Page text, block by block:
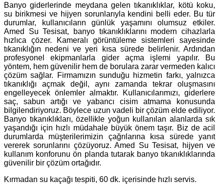
Banyo giderlerinde meydana gelen tıkanıklıklar, kötü koku,
su birikmesi ve hijyen sorunlarıyla kendini belli eder. Bu tür
durumlar, kullanıcıların günlük yaşamını olumsuz etkiler.
Amed Su Tesisat, banyo tıkanıklıklarını modern cihazlarla
hızlıca çözer. Kameralı görüntüleme sistemleri sayesinde
tıkanıklığın nedeni ve yeri kısa sürede belirlenir. Ardından
profesyonel ekipmanlarla gider açma işlemi yapılır. Bu
yöntem, hem güvenilir hem de borulara zarar vermeden kalıcı
çözüm sağlar. Firmamızın sunduğu hizmetin farkı, yalnızca
tıkanıklığı açmak değil, aynı zamanda tekrar oluşmasını
engelleyecek önlemler almaktır. Kullanıcılarımızı, giderlere
saç, sabun artığı ve yabancı cisim atmama konusunda
bilgilendiriyoruz. Böylece uzun vadeli bir çözüm elde ediliyor.
Banyo tıkanıklıkları, özellikle yoğun kullanılan alanlarda sık
yaşandığı için hızlı müdahale büyük önem taşır. Biz de acil
durumlarda müşterilerimizin çağrılarına kısa sürede yanıt
vererek sorunlarını çözüyoruz. Amed Su Tesisat, hijyen ve
kullanım konforunu ön planda tutarak banyo tıkanıklıklarında
güvenilir bir çözüm ortağıdır.
Kırmadan su kaçağı tespiti, 60 dk. içerisinde hızlı servis.